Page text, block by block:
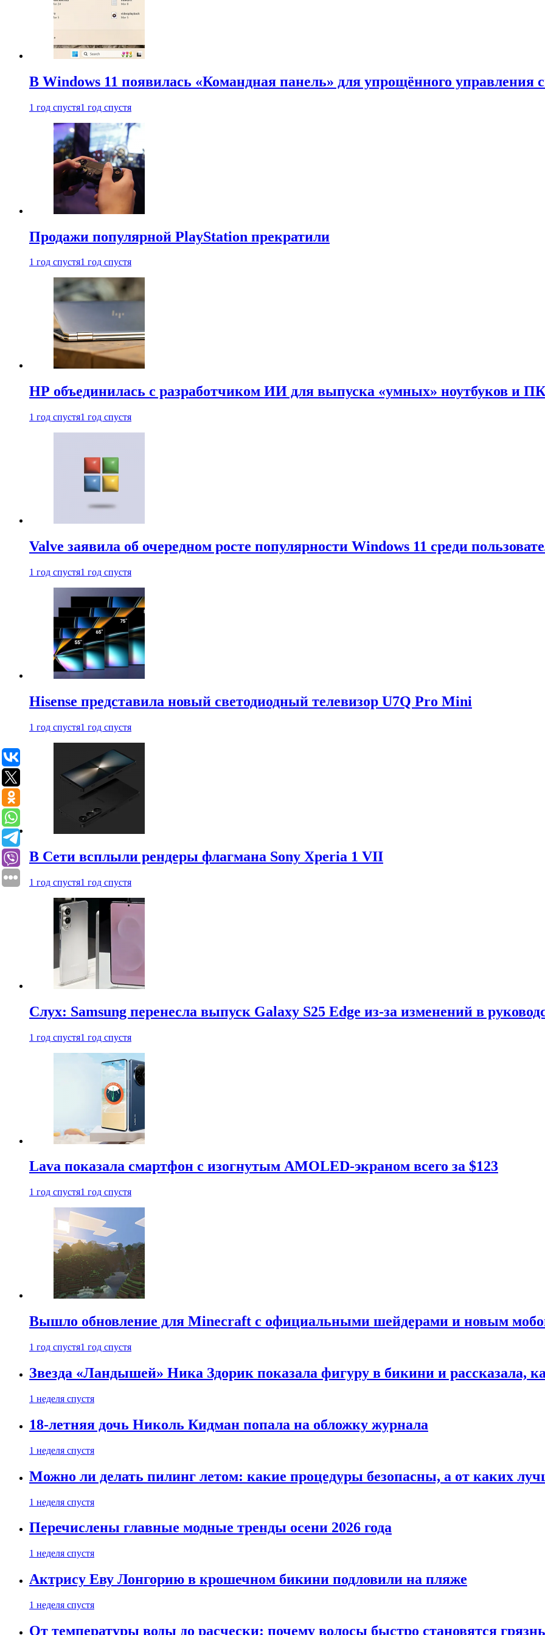
В Windows 11 появилась «Командная панель» для упрощённого управления
1 год спустя1 год спустя
Продажи популярной PlayStation прекратили
1 год спустя1 год спустя
HP объединилась с разработчиком ИИ для выпуска «умных» ноутбуков и ПК
1 год спустя1 год спустя
Valve заявила об очередном росте популярности Windows 11 среди
1 год спустя1 год спустя
Hisense представила новый светодиодный телевизор U7Q Pro Mini
1 год спустя1 год спустя
В Сети всплыли рендеры флагмана Sony Xperia 1 VII
1 год спустя1 год спустя
Слух: Samsung перенесла выпуск Galaxy S25 Edge из-за изменений в
1 год спустя1 год спустя
Lava показала смартфон с изогнутым AMOLED-экраном всего за $123
1 год спустя1 год спустя
Вышло обновление для Minecraft с официальными шейдерами и новым
1 год спустя1 год спустя
Звезда «Ландышей» Ника Здорик показала фигуру в бикини и рассказала,
1 неделя спустя
18-летняя дочь Николь Кидман попала на обложку журнала
1 неделя спустя
Можно ли делать пилинг летом: какие процедуры безопасны, а от каких
1 неделя спустя
Перечислены главные модные тренды осени 2026 года
1 неделя спустя
Актрису Еву Лонгорию в крошечном бикини подловили на пляже
1 неделя спустя
От температуры воды до расчески: почему волосы быстро становятся